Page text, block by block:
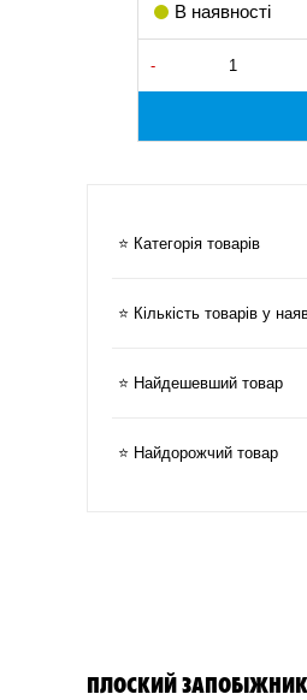
В наявності
-
⭐ Категорія товарів
⭐ Кількість товарів у
⭐ Найдешевший товар
⭐ Найдорожчий товар
ПЛОСКИЙ ЗАПОБІЖНИК